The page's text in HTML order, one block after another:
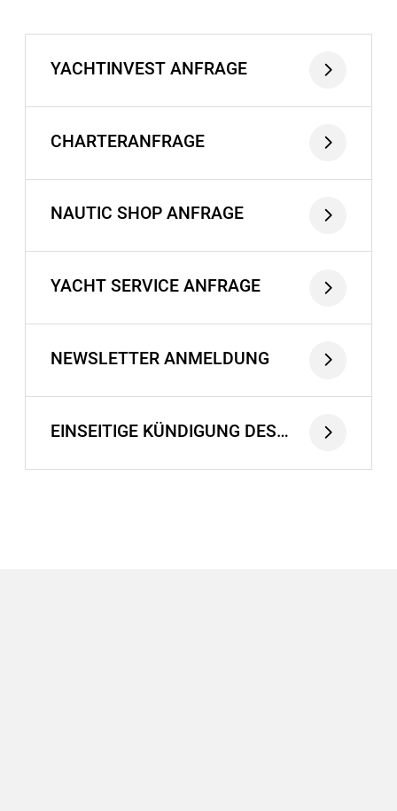
YACHTINVEST ANFRAGE
CHARTERANFRAGE
NAUTIC SHOP ANFRAGE
YACHT SERVICE ANFRAGE
NEWSLETTER ANMELDUNG
EINSEITIGE KÜNDIGUNG DES